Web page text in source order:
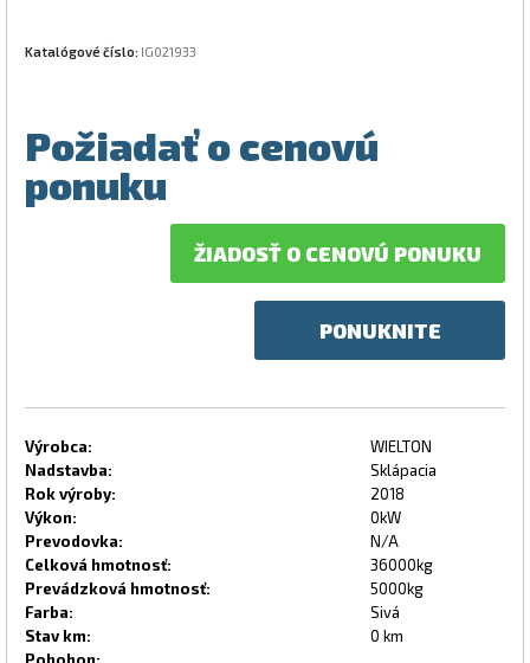
Katalógové číslo: IG021933
Požiadať o cenovú
ponuku
ŽIADOSŤ O CENOVÚ PONUKU
PONUKNITE
Výrobca:
WIELTON
Nadstavba:
Sklápacia
Rok výroby:
2018
Výkon:
0kW
Prevodovka:
N/A
Celková hmotnosť:
36000kg
Prevádzková hmotnosť:
5000kg
Farba:
Sivá
Stav km:
0 km